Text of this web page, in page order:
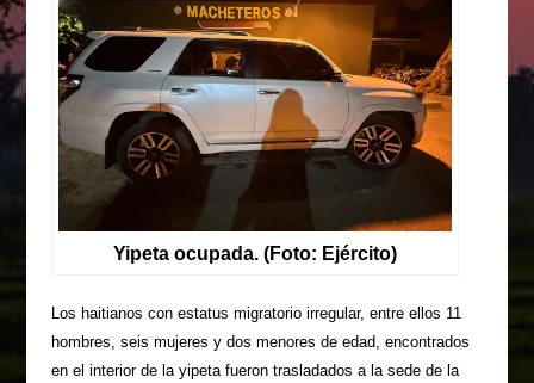
Yipeta ocupada. (Foto: Ejército)
Los haitianos con estatus migratorio irregular, entre ellos 11
hombres, seis mujeres y dos menores de edad, encontrados
en el interior de la yipeta fueron trasladados a la sede de la